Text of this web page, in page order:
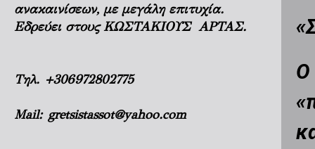
Ο
ανακαινίσεων, με μεγάλη επιτυχία.
Εδρεύει στους ΚΩΣΤΑΚΙΟΥΣ ΑΡΤΑΣ.
Τηλ. +306972802775
Mail: gretsistassot@yahoo.com